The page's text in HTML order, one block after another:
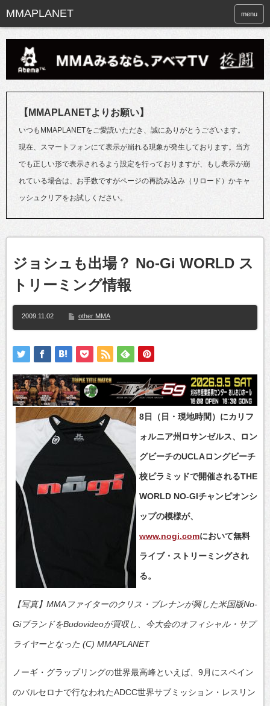
menu
【MMAPLANETよりお願い】
いつもMMAPLANETをご愛読いただき、誠にありがとうございます。
現在、スマートフォンにて表示が崩れる現象が発生しております。当方
でも正しい形で表示されるよう設定を行っておりますが、もし表示が崩
れている場合は、お手数ですがページの再読み込み（リロード）かキャ
ッシュクリアをお試しください。
ジョシュも出場？ No-Gi WORLD ス
トリーミング情報
2009.11.02 other MMA
8日（日・現地時間）にカリフ
ォルニア州ロサンゼルス、ロン
グビーチのUCLAロングビーチ
校ピラミッドで開催されるTHE
WORLD NO-GIチャンピオンシ
ップの模様が、
www.nogi.comにおいて無料
ライブ・ストリーミングされ
る。
【写真】MMAファイターのクリス・ブレナンが興した米国版No-
GiブランドをBudovideoが買収し、今大会のオフィシャル・サプ
ライヤーとなった (C) MMAPLANET
ノーギ・グラップリングの世界最高峰といえば、9月にスペイン
のバルセロナで行なわれたADCC世界サブミッション・レスリン